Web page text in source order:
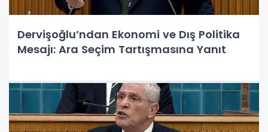
Dervişoğlu’ndan Ekonomi ve Dış Politika
Mesajı: Ara Seçim Tartışmasına Yanıt